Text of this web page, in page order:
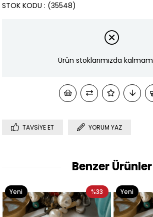
(35548)
STOK KODU
Ürün stoklarımızda
TAVSIYE ET YORUM YAZ
Benzer Ürünler
%33
Yeni
Ürün
Yeni
Ürün